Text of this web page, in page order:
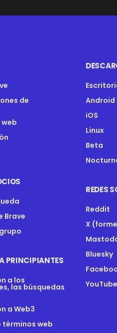
de
Brave
PRINCIPIANTES
a los
las búsquedas
a Web3
términos web
Android
iOS
Linux
Beta
REDES
Reddit
X
Bluesky
YouTube